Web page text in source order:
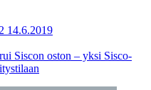
14.6.2019
Siscon oston – yksi Sisco-